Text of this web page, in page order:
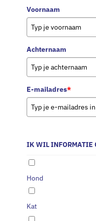
Voornaam
Achternaam
E-mailadres*
IK WIL INFORMATIE
Hond
Kat